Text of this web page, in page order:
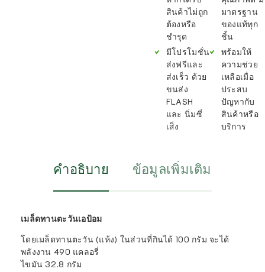
สินค้าไม่ถูก
ต้องหรือ
ชำรุด
มีโปรโมชั่น
ส่งฟรีและ
ส่งเร็ว ด้วย
ขนส่ง
FLASH
และ นิ่มซี่
เส็ง
มาตรฐาน
ของแท้ทุก
ชิ้น
พร้อมให้
ความช่วย
เหลือเมื่อ
ประสบ
ปัญหากับ
สินค้าหรือ
บริการ
คำอธิบาย ข้อมูลเพิ่มเติม
เมล็ดทานตะวันเอป้อม
โดยเมล็ดทานตะวัน (แห้ง) ในส่วนที่กินได้ 100 กรัม จะได้
พลังงาน 490 แคลอรี่
ไขมัน 32.8 กรัม